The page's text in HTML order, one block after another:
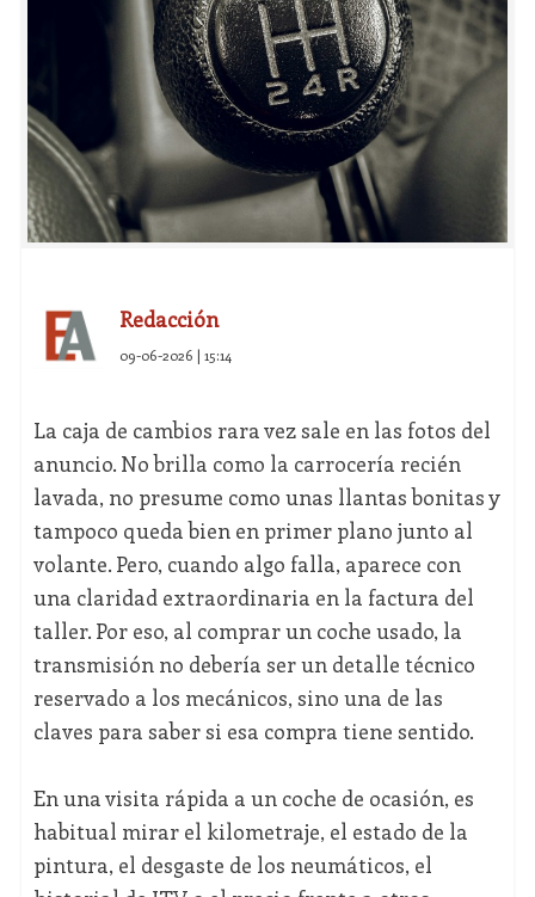
Redacción
09-06-2026 | 15:14
La caja de cambios rara vez sale en las fotos del
anuncio. No brilla como la carrocería recién
lavada, no presume como unas llantas bonitas y
tampoco queda bien en primer plano junto al
volante. Pero, cuando algo falla, aparece con
una claridad extraordinaria en la factura del
taller. Por eso, al comprar un coche usado, la
transmisión no debería ser un detalle técnico
reservado a los mecánicos, sino una de las
claves para saber si esa compra tiene sentido.
En una visita rápida a un coche de ocasión, es
habitual mirar el kilometraje, el estado de la
pintura, el desgaste de los neumáticos, el